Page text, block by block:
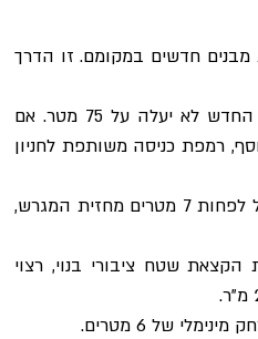
של 6 מטרים.